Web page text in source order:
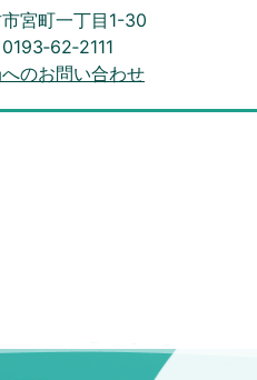
宮町一丁目1-30
のお問い合わせ